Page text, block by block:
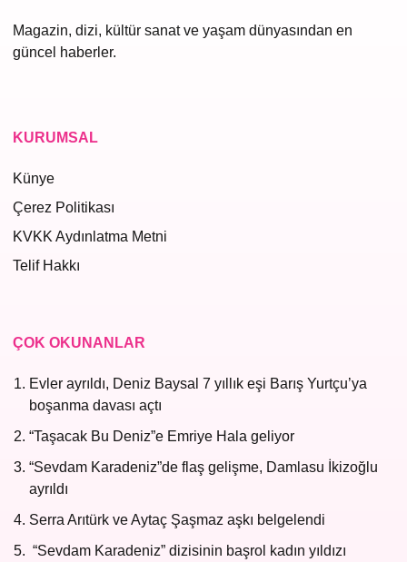
Magazin, dizi, kültür sanat ve yaşam dünyasından en
güncel haberler.
KURUMSAL
Künye
Çerez Politikası
KVKK Aydınlatma Metni
Telif Hakkı
ÇOK OKUNANLAR
Evler ayrıldı, Deniz Baysal 7 yıllık eşi Barış Yurtçu’ya
boşanma davası açtı
“Taşacak Bu Deniz”e Emriye Hala geliyor
“Sevdam Karadeniz”de flaş gelişme, Damlasu İkizoğlu
ayrıldı
Serra Arıtürk ve Aytaç Şaşmaz aşkı belgelendi
“Sevdam Karadeniz” dizisinin başrol kadın yıldızı